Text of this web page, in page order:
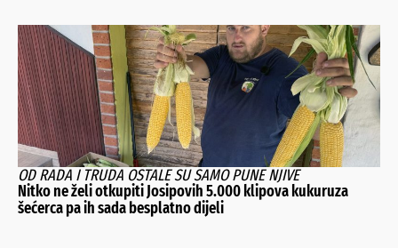
OD RADA I TRUDA OSTALE SU SAMO PUNE NJIVE
Nitko ne želi otkupiti Josipovih 5.000 klipova kukuruza
šećerca pa ih sada besplatno dijeli